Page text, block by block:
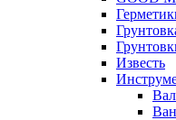
Известь